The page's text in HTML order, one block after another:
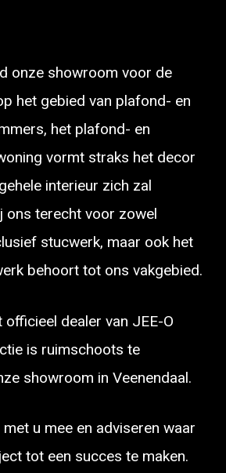
onze showroom voor de
het gebied van plafond- en
het plafond- en
vormt straks het decor
interieur zich zal
ons terecht voor zowel
stucwerk, maar ook het
behoort tot ons vakgebied.
dealer van JEE-O
is ruimschoots te
showroom in Veenendaal.
u mee en adviseren waar
tot een succes te maken.